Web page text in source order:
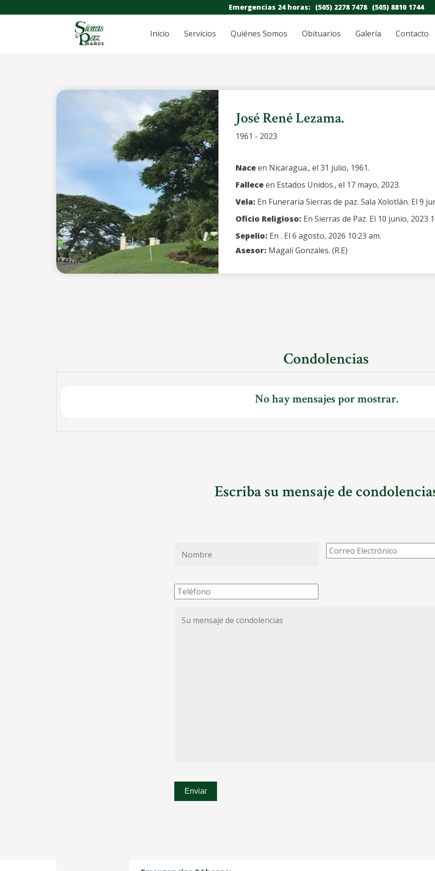
Emergencias 24 horas: (505) 2278 7478 (505) 8810 1744
29 AÑOS
Inicio Servicios Quiénes Somos Obituarios Galería Contacto
José René Lezama.
1961 - 2023
Naceen Nicaragua., el 31 julio, 1961.
Falleceen Estados Unidos., el 17 mayo, 2023.
Vela: En Funeraria Sierras de paz. Sala Xolotlán. El 9
Oficio Religioso: En Sierras de Paz. El 10 junio, 2023
Sepelio: En . El 6 agosto, 2026 10:23 am.
Asesor: Magali Gonzales. (R.E)
Condolencias
No hay mensajes por mostrar.
Escriba su mensaje de
Electrónico *
mensaje